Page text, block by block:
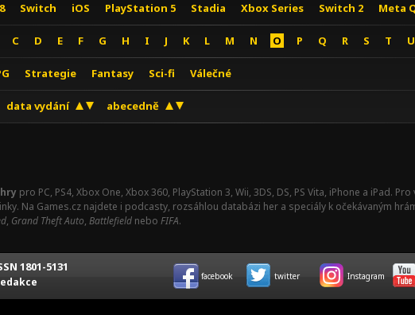
Switch iOS PlayStation 5 Stadia Xbox Series Switch 2 Meta
C D E F G H I J K L M N O P Q R S T U
Strategie Fantasy Sci-fi Válečné
data vydání abecedně
hry pro PC, PS4, Xbox One, Xbox 360, PlayStation 3, Wii, 3DS, DS, PS Vita, iPhone a iPad.
Na Games.cz najdete i podcasty, rozsáhlou databázi her a speciály k očekávaným
, Grand Theft Auto, Battlefield nebo FIFA.
1801-5131
facebook twitter Instagram